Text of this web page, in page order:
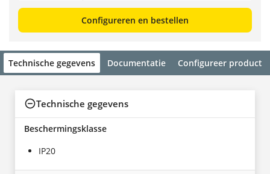
Configureren en bestellen
Technische gegevens Documentatie Configureer product
Technische gegevens
Beschermingsklasse
IP20